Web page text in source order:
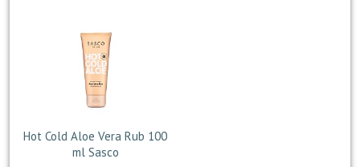
Hot Cold Aloe Vera Rub 100
ml Sasco